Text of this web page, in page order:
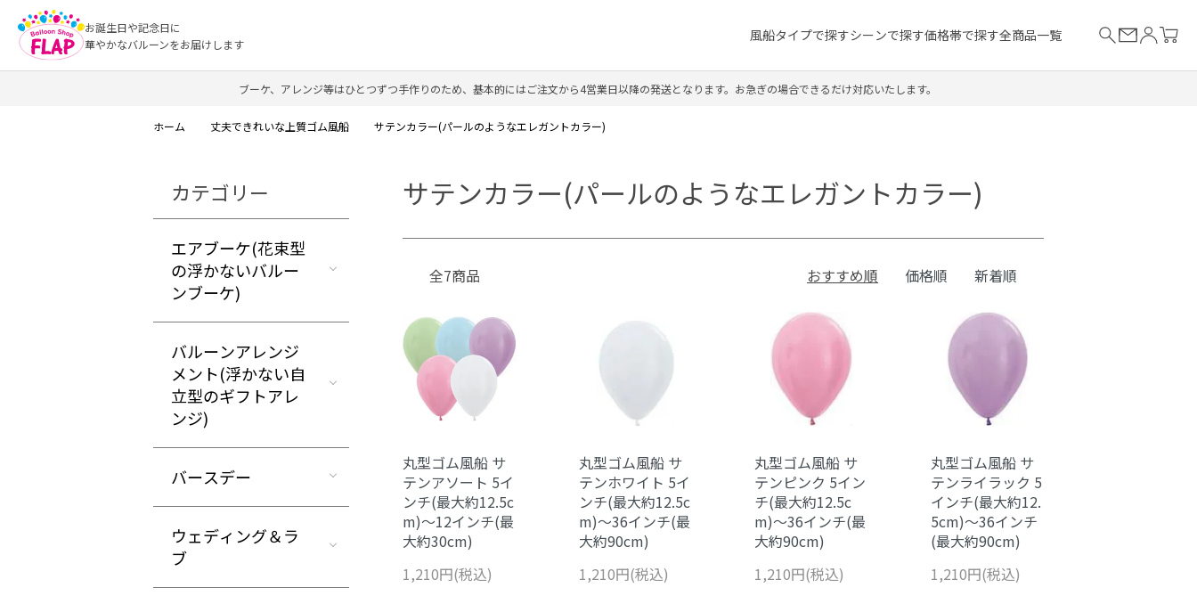
お誕生日や記念日に
華やかなバルーンをお届けします
風船タイプで探すシーンで探す価格帯で探す全商品一覧
ブーケ、アレンジ等はひとつずつ手作りのため、基本的にはご注文から4営業日以降の発送となります。お急ぎの場合できるだけ対応いたします。
ホーム 丈夫できれいな上質ゴム風船 サテンカラー(パールのようなエレガントカラー)
サテンカラー(パールのようなエレガントカラー)
全7商品 おすすめ順 価格順 新着順
丸型ゴム風船 サ
テンアソート 5イ
ンチ(最大約12.5c
m)～12インチ(最
大約30cm)
1,210円(税込)
丸型ゴム風船 サ
テンホワイト 5イ
ンチ(最大約12.5c
m)～36インチ(最
大約90cm)
1,210円(税込)
丸型ゴム風船 サ
テンピンク 5イン
チ(最大約12.5c
m)～36インチ(最
大約90cm)
1,210円(税込)
丸型ゴム風船 サ
テンライラック 5
インチ(最大約12.
5cm)～36インチ
(最大約90cm)
1,210円(税込)
カテゴリー
エアブーケ(花束型
の浮かないバルー
ンブーケ)
バルーンアレンジ
メント(浮かない自
立型のギフトアレ
ンジ)
バースデー
ウェディング＆ラ
ブ